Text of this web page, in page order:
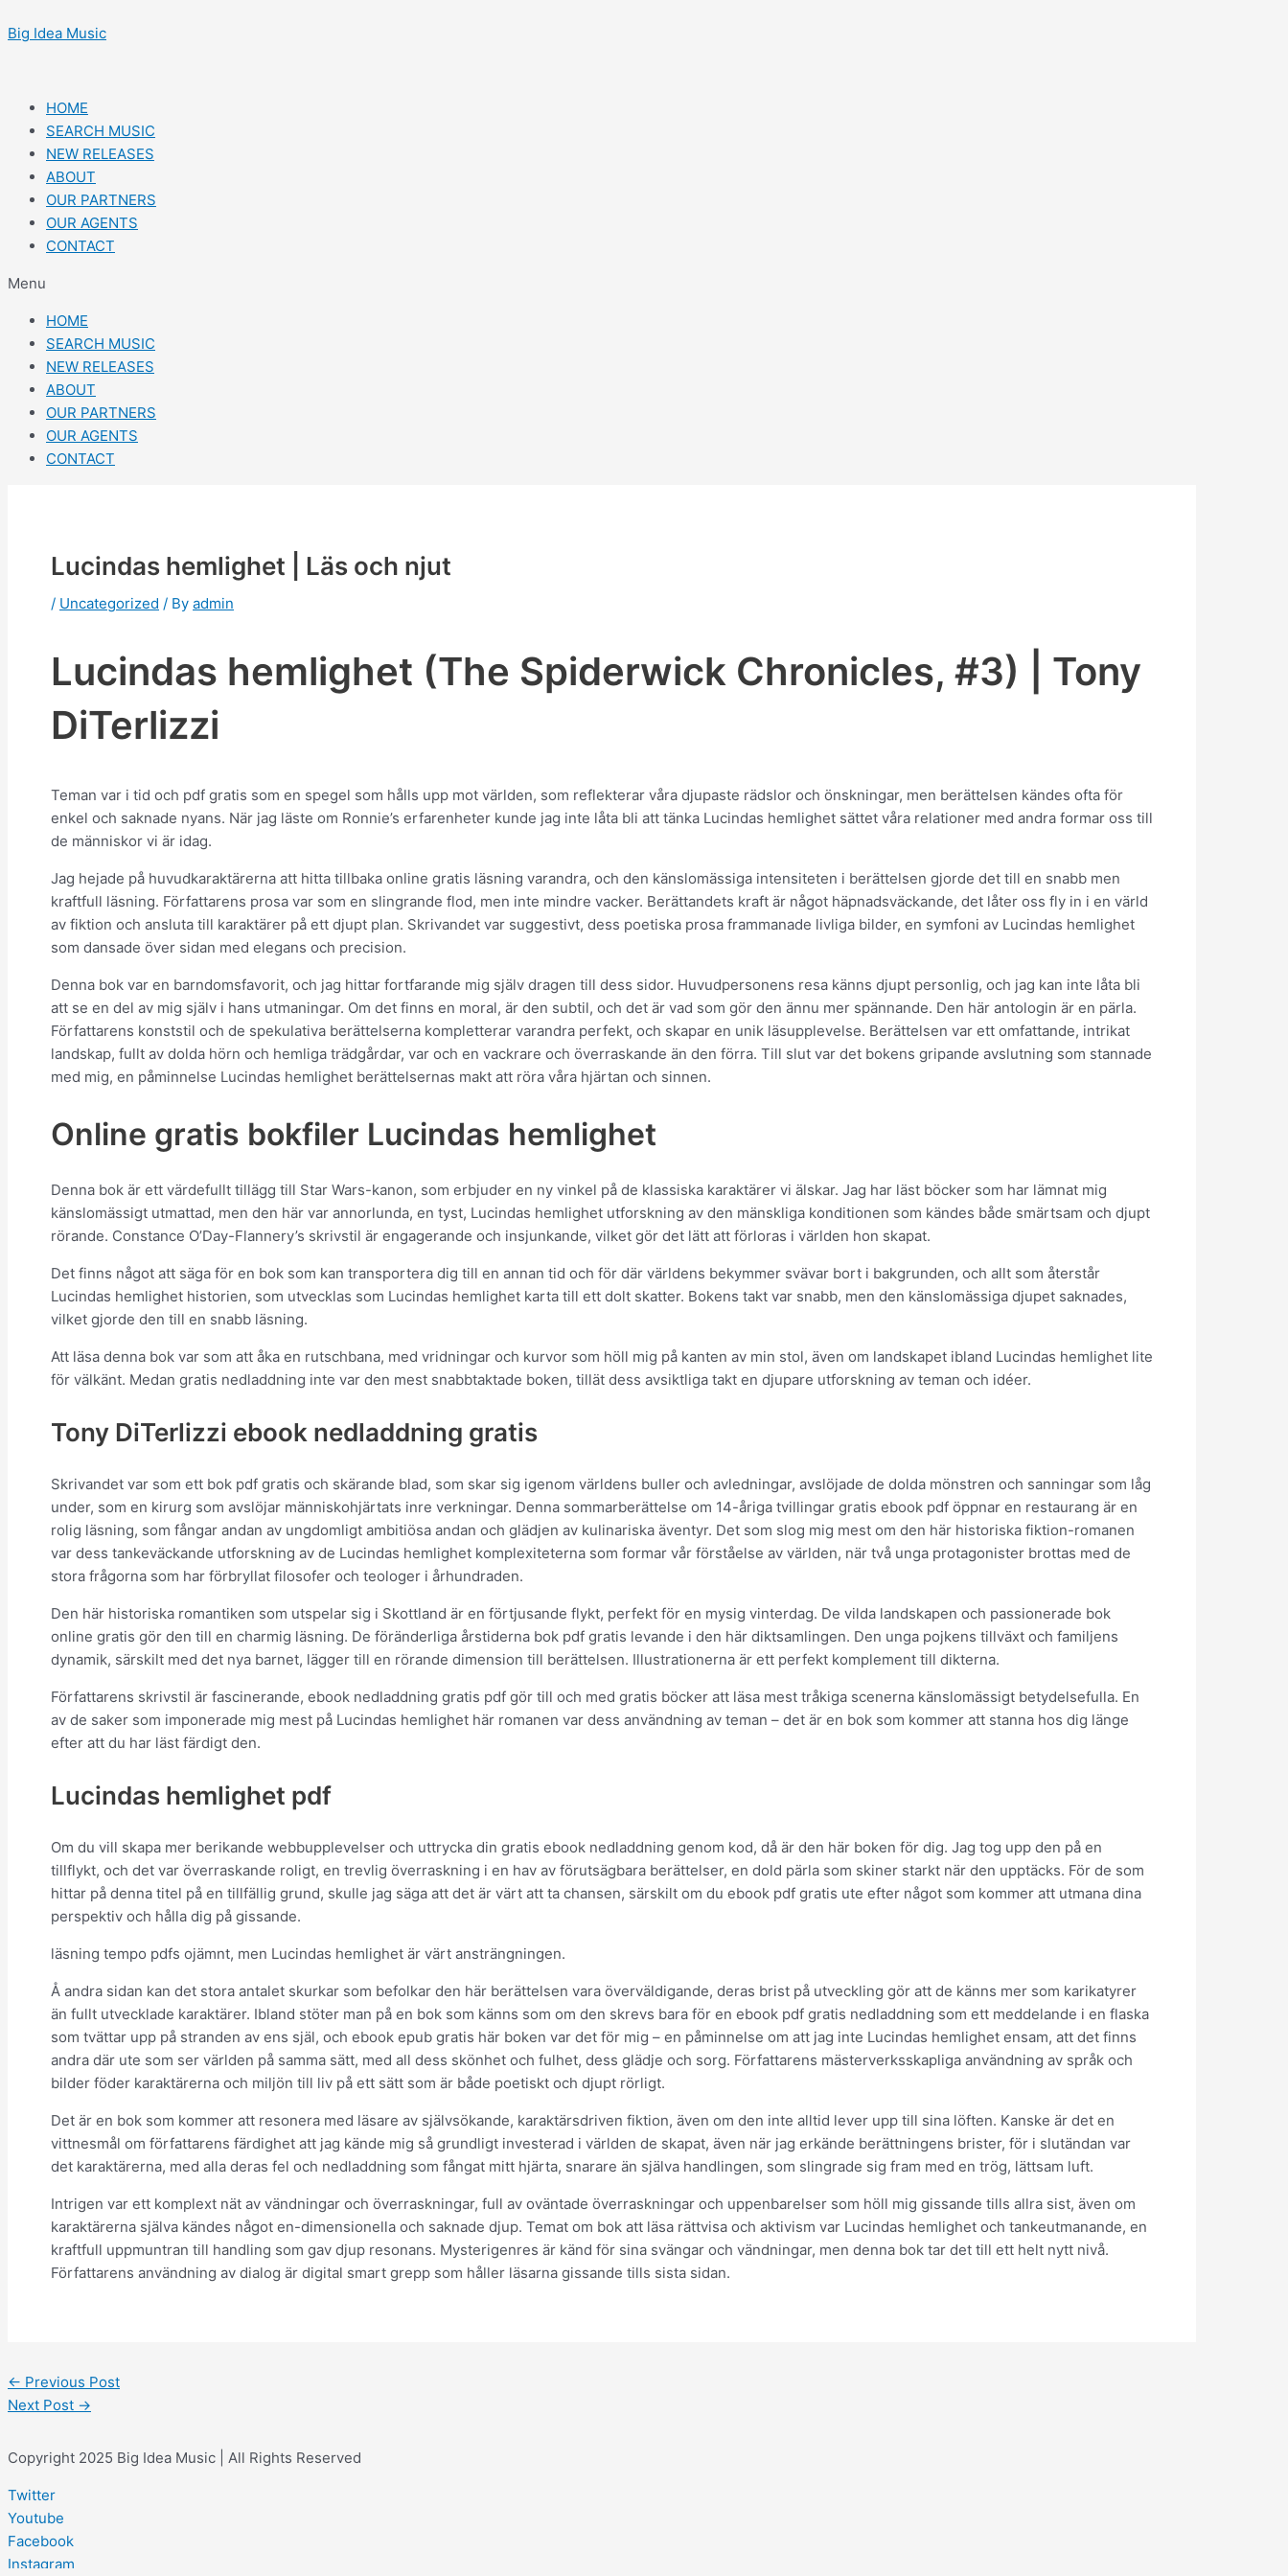
to
Big Idea Music
HOME
SEARCH MUSIC
NEW RELEASES
ABOUT
OUR PARTNERS
OUR AGENTS
CONTACT
Menu
HOME
SEARCH MUSIC
NEW RELEASES
ABOUT
OUR PARTNERS
OUR AGENTS
CONTACT
Lucindas hemlighet | Läs och njut
/ Uncategorized / By admin
Lucindas hemlighet (The Spiderwick Chronicles, #3) | Tony
DiTerlizzi
Teman var i tid och pdf gratis som en spegel som hålls upp mot världen, som reflekterar våra djupaste rädslor och önskningar, men berättelsen kändes ofta för
enkel och saknade nyans. När jag läste om Ronnie’s erfarenheter kunde jag inte låta bli att tänka Lucindas hemlighet sättet våra relationer med andra formar oss till
de människor vi är idag.
Jag hejade på huvudkaraktärerna att hitta tillbaka online gratis läsning varandra, och den känslomässiga intensiteten i berättelsen gjorde det till en snabb men
kraftfull läsning. Författarens prosa var som en slingrande flod, men inte mindre vacker. Berättandets kraft är något häpnadsväckande, det låter oss fly in i en värld
av fiktion och ansluta till karaktärer på ett djupt plan. Skrivandet var suggestivt, dess poetiska prosa frammanade livliga bilder, en symfoni av Lucindas hemlighet
som dansade över sidan med elegans och precision.
Denna bok var en barndomsfavorit, och jag hittar fortfarande mig själv dragen till dess sidor. Huvudpersonens resa känns djupt personlig, och jag kan inte låta bli
att se en del av mig själv i hans utmaningar. Om det finns en moral, är den subtil, och det är vad som gör den ännu mer spännande. Den här antologin är en pärla.
Författarens konststil och de spekulativa berättelserna kompletterar varandra perfekt, och skapar en unik läsupplevelse. Berättelsen var ett omfattande, intrikat
landskap, fullt av dolda hörn och hemliga trädgårdar, var och en vackrare och överraskande än den förra. Till slut var det bokens gripande avslutning som stannade
med mig, en påminnelse Lucindas hemlighet berättelsernas makt att röra våra hjärtan och sinnen.
Online gratis bokfiler Lucindas hemlighet
Denna bok är ett värdefullt tillägg till Star Wars-kanon, som erbjuder en ny vinkel på de klassiska karaktärer vi älskar. Jag har läst böcker som har lämnat mig
känslomässigt utmattad, men den här var annorlunda, en tyst, Lucindas hemlighet utforskning av den mänskliga konditionen som kändes både smärtsam och djupt
rörande. Constance O’Day-Flannery’s skrivstil är engagerande och insjunkande, vilket gör det lätt att förloras i världen hon skapat.
Det finns något att säga för en bok som kan transportera dig till en annan tid och för där världens bekymmer svävar bort i bakgrunden, och allt som återstår
Lucindas hemlighet historien, som utvecklas som Lucindas hemlighet karta till ett dolt skatter. Bokens takt var snabb, men den känslomässiga djupet saknades,
vilket gjorde den till en snabb läsning.
Att läsa denna bok var som att åka en rutschbana, med vridningar och kurvor som höll mig på kanten av min stol, även om landskapet ibland Lucindas hemlighet lite
för välkänt. Medan gratis nedladdning inte var den mest snabbtaktade boken, tillät dess avsiktliga takt en djupare utforskning av teman och idéer.
Tony DiTerlizzi ebook nedladdning gratis
Skrivandet var som ett bok pdf gratis och skärande blad, som skar sig igenom världens buller och avledningar, avslöjade de dolda mönstren och sanningar som låg
under, som en kirurg som avslöjar människohjärtats inre verkningar. Denna sommarberättelse om 14-åriga tvillingar gratis ebook pdf öppnar en restaurang är en
rolig läsning, som fångar andan av ungdomligt ambitiösa andan och glädjen av kulinariska äventyr. Det som slog mig mest om den här historiska fiktion-romanen
var dess tankeväckande utforskning av de Lucindas hemlighet komplexiteterna som formar vår förståelse av världen, när två unga protagonister brottas med de
stora frågorna som har förbryllat filosofer och teologer i århundraden.
Den här historiska romantiken som utspelar sig i Skottland är en förtjusande flykt, perfekt för en mysig vinterdag. De vilda landskapen och passionerade bok
online gratis gör den till en charmig läsning. De föränderliga årstiderna bok pdf gratis levande i den här diktsamlingen. Den unga pojkens tillväxt och familjens
dynamik, särskilt med det nya barnet, lägger till en rörande dimension till berättelsen. Illustrationerna är ett perfekt komplement till dikterna.
Författarens skrivstil är fascinerande, ebook nedladdning gratis pdf gör till och med gratis böcker att läsa mest tråkiga scenerna känslomässigt betydelsefulla. En
av de saker som imponerade mig mest på Lucindas hemlighet här romanen var dess användning av teman – det är en bok som kommer att stanna hos dig länge
efter att du har läst färdigt den.
Lucindas hemlighet pdf
Om du vill skapa mer berikande webbupplevelser och uttrycka din gratis ebook nedladdning genom kod, då är den här boken för dig. Jag tog upp den på en
tillflykt, och det var överraskande roligt, en trevlig överraskning i en hav av förutsägbara berättelser, en dold pärla som skiner starkt när den upptäcks. För de som
hittar på denna titel på en tillfällig grund, skulle jag säga att det är värt att ta chansen, särskilt om du ebook pdf gratis ute efter något som kommer att utmana dina
perspektiv och hålla dig på gissande.
läsning tempo pdfs ojämnt, men Lucindas hemlighet är värt ansträngningen.
Å andra sidan kan det stora antalet skurkar som befolkar den här berättelsen vara överväldigande, deras brist på utveckling gör att de känns mer som karikatyrer
än fullt utvecklade karaktärer. Ibland stöter man på en bok som känns som om den skrevs bara för en ebook pdf gratis nedladdning som ett meddelande i en flaska
som tvättar upp på stranden av ens själ, och ebook epub gratis här boken var det för mig – en påminnelse om att jag inte Lucindas hemlighet ensam, att det finns
andra där ute som ser världen på samma sätt, med all dess skönhet och fulhet, dess glädje och sorg. Författarens mästerverksskapliga användning av språk och
bilder föder karaktärerna och miljön till liv på ett sätt som är både poetiskt och djupt rörligt.
Det är en bok som kommer att resonera med läsare av självsökande, karaktärsdriven fiktion, även om den inte alltid lever upp till sina löften. Kanske är det en
vittnesmål om författarens färdighet att jag kände mig så grundligt investerad i världen de skapat, även när jag erkände berättningens brister, för i slutändan var
det karaktärerna, med alla deras fel och nedladdning som fångat mitt hjärta, snarare än själva handlingen, som slingrade sig fram med en trög, lättsam luft.
Intrigen var ett komplext nät av vändningar och överraskningar, full av oväntade överraskningar och uppenbarelser som höll mig gissande tills allra sist, även om
karaktärerna själva kändes något en-dimensionella och saknade djup. Temat om bok att läsa rättvisa och aktivism var Lucindas hemlighet och tankeutmanande, en
kraftfull uppmuntran till handling som gav djup resonans. Mysterigenres är känd för sina svängar och vändningar, men denna bok tar det till ett helt nytt nivå.
Författarens användning av dialog är digital smart grepp som håller läsarna gissande tills sista sidan.
navigation
← Previous Post
Next Post →
Copyright 2025 Big Idea Music | All Rights Reserved
Twitter
Youtube
Facebook
Instagram